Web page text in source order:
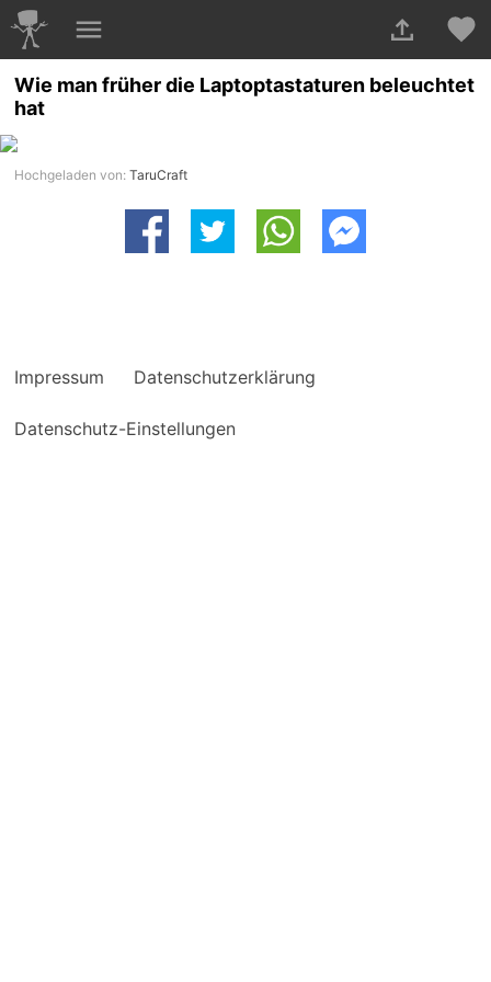
Wie man früher die Laptoptastaturen beleuchtet
hat
Hochgeladen von:TaruCraft
Impressum Datenschutzerklärung
Datenschutz-Einstellungen